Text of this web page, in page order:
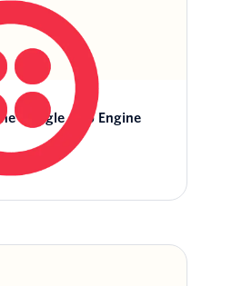
Google App Engine